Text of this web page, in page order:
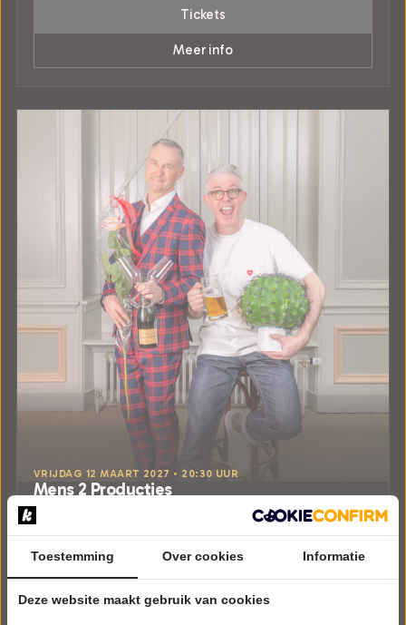
Tickets
Meer info
VRIJDAG 12 MAART 2027 • 20:30 UUR
Mens 2 Producties
Schouwburg de Lawei
ALGEMEEN
Toestemming Over cookies Informatie
Deze website maakt gebruik van cookies